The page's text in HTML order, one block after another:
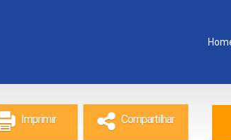
Imprimir Compartilhar